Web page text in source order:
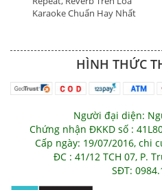
Karaoke Chuẩn Hay Nhất
HÌNH THỨC
Người đại diện:
Chứng nhận ĐKKD số :
Cấp ngày: 19/07/2016, chi
ĐC : 41/12 TCH 07, P.
SĐT: